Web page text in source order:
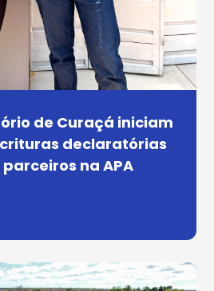
de Curaçá iniciam
declaratórias
na APA